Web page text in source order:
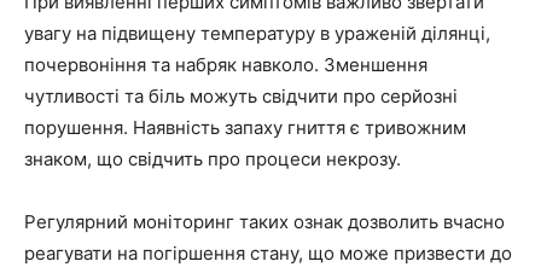
увагу на підвищену температуру в ураженій ділянці,
почервоніння та набряк навколо. Зменшення
чутливості та біль можуть свідчити про серйозні
порушення. Наявність запаху гниття є тривожним
знаком, що свідчить про процеси некрозу.
Регулярний моніторинг таких ознак дозволить вчасно
реагувати на погіршення стану, що може призвести до